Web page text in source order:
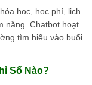
học, học phí, lịch
năng. Chatbot hoạt
tìm hiểu vào buổi
Số Nào?